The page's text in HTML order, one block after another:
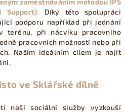
zaměstnáváním metodou IPS
Support). Díky této spolupráci
podporu například při jednání
terénu, při nácviku pracovního
pracovních možností nebo při
Naším ideálním cílem je najít
ve Sklářské dílně
naší sociální služby vyzkouší